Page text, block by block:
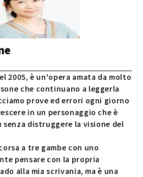
2005, è un'opera amata da molto
che continuano a leggerla
prove ed errori ogni giorno
in un personaggio che è
senza distruggere la visione del
a tre gambe con uno
pensare con la propria
alla mia scrivania, ma è una